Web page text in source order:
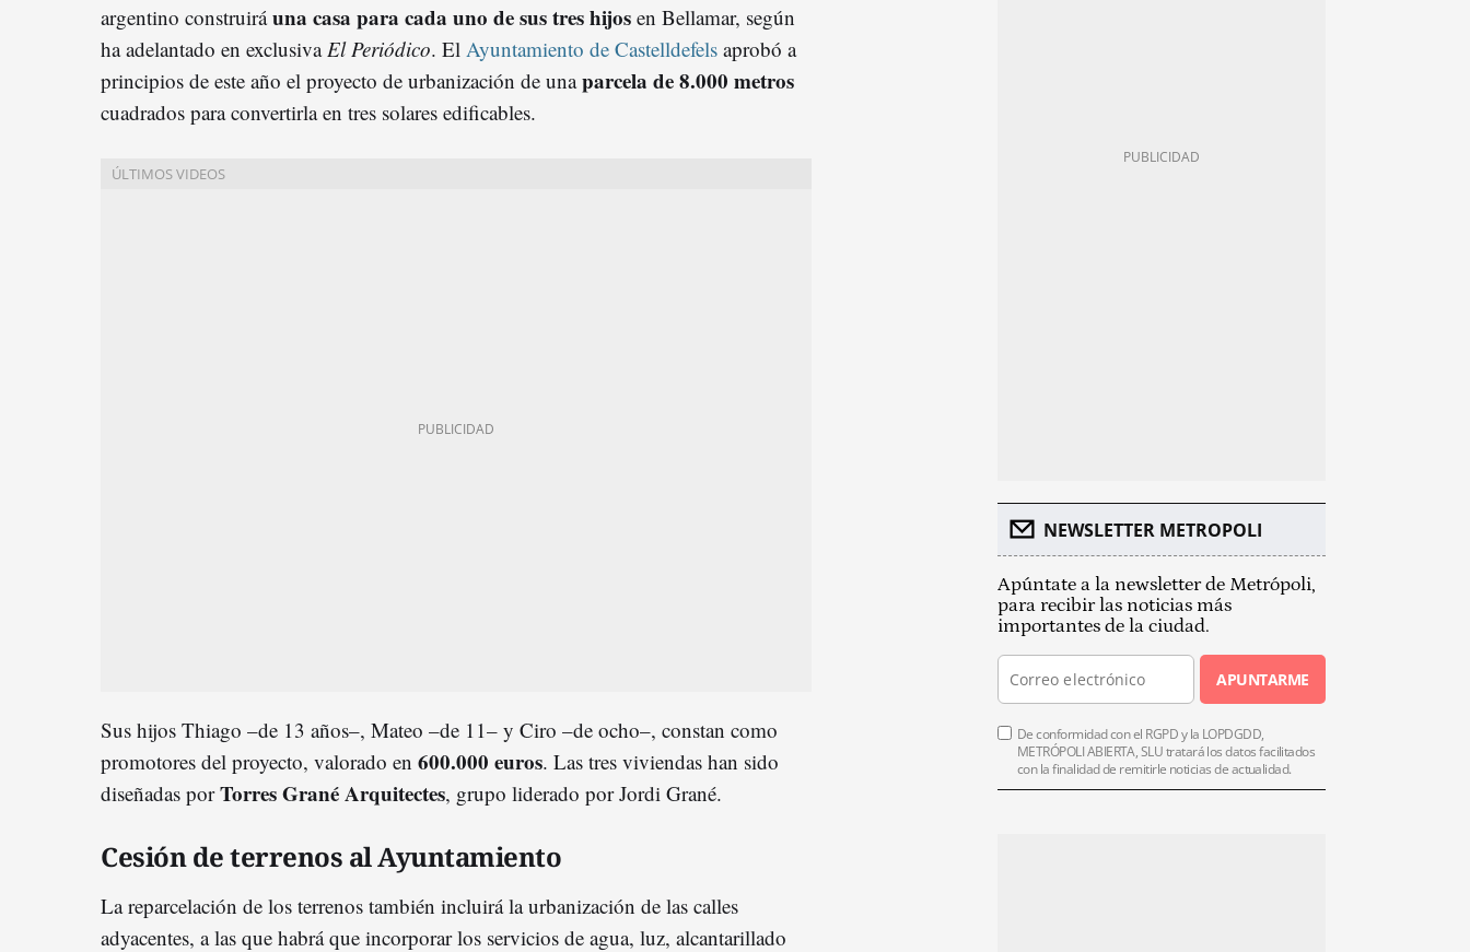
argentino construiráuna casa para cada uno de sus tres hijos en Bellamar, según
ha adelantado en exclusiva El Periódico. El Ayuntamiento de Castelldefels aprobó a
principios de este año el proyecto de urbanización de unaparcela de 8.000 metros
cuadrados para convertirla en tres solares edificables.
Sus hijos Thiago –de 13 años–, Mateo –de 11– y Ciro –de ocho–, constan como
promotores del proyecto, valorado en 600.000 euros. Las tres viviendas han sido
diseñadas porTorres Grané Arquitectes, grupo liderado por Jordi Grané.
Cesión de terrenos al Ayuntamiento
La reparcelación de los terrenos también incluirá la urbanización de las calles
adyacentes, a las que habrá que incorporar los servicios de agua, luz, alcantarillado
NEWSLETTER METROPOLI
Apúntate a la newsletter de Metrópoli,
para recibir las noticias más
importantes de la ciudad.
APUNTARME
De conformidad con el RGPD y la LOPDGDD,
METRÓPOLI ABIERTA, SLU tratará los datos facilitados
con la finalidad de remitirle noticias de actualidad.